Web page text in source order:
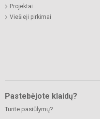
Projektai
Viešieji pirkimai
Pastebėjote klaidų?
Turite pasiūlymų?